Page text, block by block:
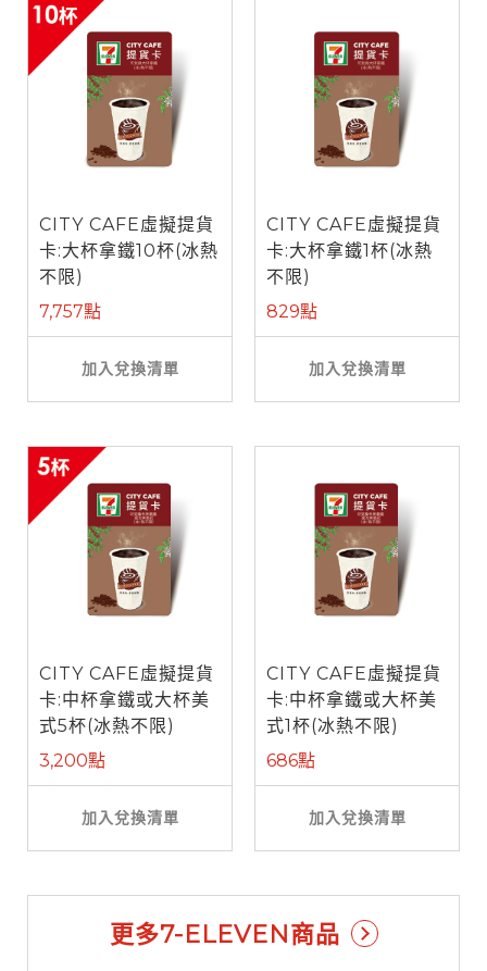
CITY CAFE虛擬提貨
卡:大杯拿鐵10杯(冰熱
不限)
7,757點
加入兌換清單
CITY CAFE虛擬提貨
卡:大杯拿鐵1杯(冰熱
不限)
829點
加入兌換清單
CITY CAFE虛擬提貨
卡:中杯拿鐵或大杯美
式5杯(冰熱不限)
3,200點
加入兌換清單
CITY CAFE虛擬提貨
卡:中杯拿鐵或大杯美
式1杯(冰熱不限)
686點
加入兌換清單
更多7-ELEVEN商品